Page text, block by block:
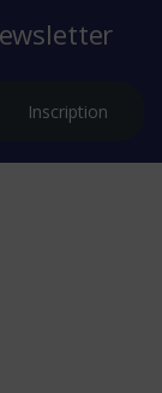
Inscription